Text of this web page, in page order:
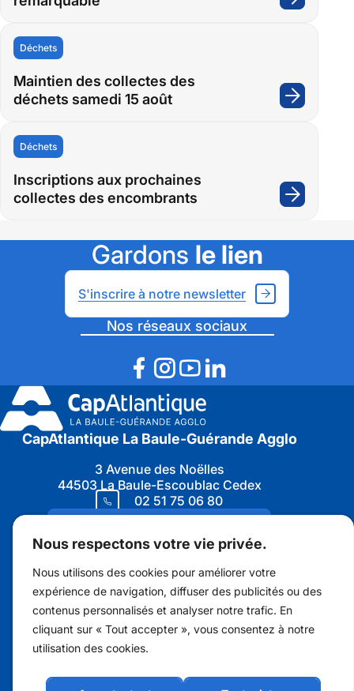
Nous respectons votre vie privée.
Nous utilisons des cookies pour améliorer votre
expérience de navigation, diffuser des publicités ou des
contenus personnalisés et analyser notre trafic. En
cliquant sur « Tout accepter », vous consentez à notre
utilisation des cookies.
:
projet
Natura
site
Maintien des collectes des
déchets samedi 15 août
Déchets
:
des
déchets
15
Inscriptions aux prochaines
collectes des encombrants
Déchets
:
aux
Gardons le lien
S'inscrire à notre newsletter
Nos réseaux sociaux
CapAtlantique La Baule-Guérande Agglo
3 Avenue des Noëlles
44503 La Baule-Escoublac Cedex
02 51 75 06 80
Marchés publics
Protection des données personnelles